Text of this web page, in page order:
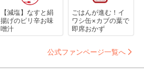
【減塩】なすと絹
揚げのピリ辛お味
噌汁
ごはんが進む！イ
ワシ缶×カブの葉で
即席おかず
公式ファンページ一覧へ